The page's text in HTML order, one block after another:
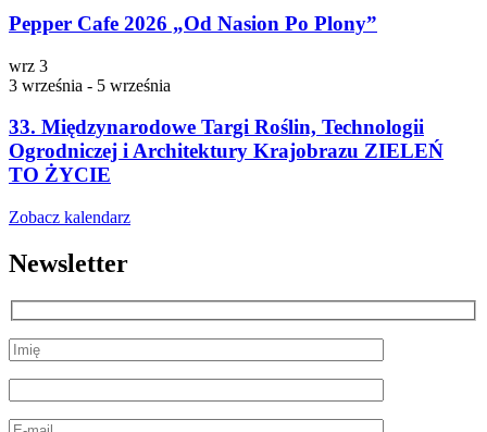
Pepper Cafe 2026 „Od Nasion Po Plony”
wrz 3
3 września - 5 września
33. Międzynarodowe Targi Roślin, Technologii
Ogrodniczej i Architektury Krajobrazu ZIELEŃ
TO ŻYCIE
Zobacz kalendarz
Newsletter